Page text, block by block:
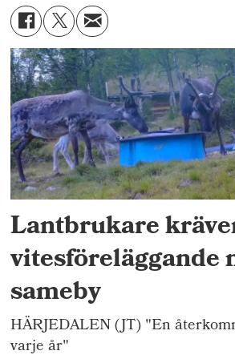
Lantbrukare
vitesföreläggande
sameby
HÄRJEDALEN (JT) "En
varje år"